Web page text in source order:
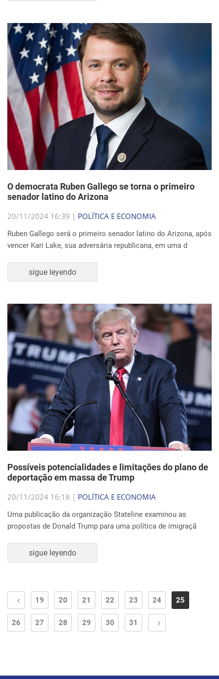
O democrata Ruben Gallego se torna o primeiro
senador latino do Arizona
20/11/2024 16:39 | POLÍTICA E ECONOMIA
Ruben Gallego será o primeiro senador latino do Arizona, após
vencer Kari Lake, sua adversária republicana, em uma d
sigue leyendo
Possíveis potencialidades e limitações do plano de
deportação em massa de Trump
20/11/2024 16:18 | POLÍTICA E ECONOMIA
Uma publicação da organização Stateline examinou as
propostas de Donald Trump para uma política de imigraçã
sigue leyendo
19 20 21 22 23 24 25
26 27 28 29 30 31